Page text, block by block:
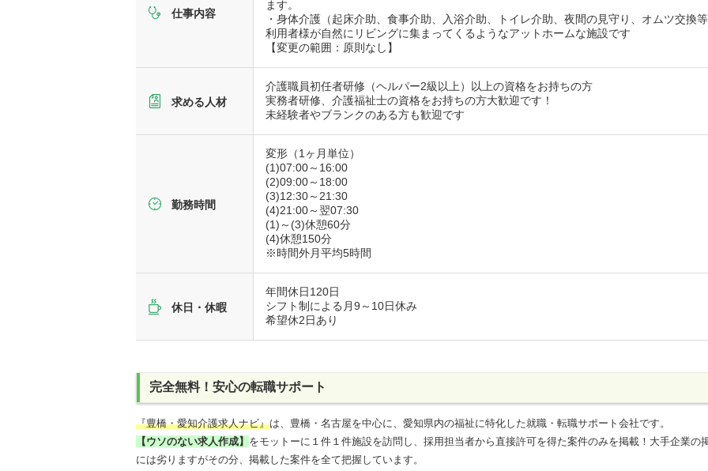
仕事内容
ます。
・身体介護（起床介助、食事介助、入浴介助、トイレ介助、夜間の見守り、オムツ交換等
利用者様が自然にリビングに集まってくるようなアットホームな施設です
【変更の範囲：原則なし】
求める人材
介護職員初任者研修（ヘルパー2級以上）以上の資格をお持ちの方
実務者研修、介護福祉士の資格をお持ちの方大歓迎です！
未経験者やブランクのある方も歓迎です
勤務時間
変形（1ヶ月単位）
(1)07:00～16:00
(2)09:00～18:00
(3)12:30～21:30
(4)21:00～翌07:30
(1)～(3)休憩60分
(4)休憩150分
※時間外月平均5時間
休日・休暇
年間休日120日
シフト制による月9～10日休み
希望休2日あり
完全無料！安心の転職サポート
『豊橋・愛知介護求人ナビ』は、豊橋・名古屋を中心に、愛知県内の福祉に特化した就職・転職サポート会社です。
【ウソのない求人作成】 をモットーに１件１件施設を訪問し、採用担当者から直接許可を得た案件のみを掲載！大手企業の
には劣りますがその分、掲載した案件を全て把握しています。